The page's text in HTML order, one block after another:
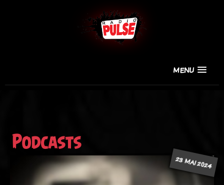
MENU
Podcasts
23 MAI 2024